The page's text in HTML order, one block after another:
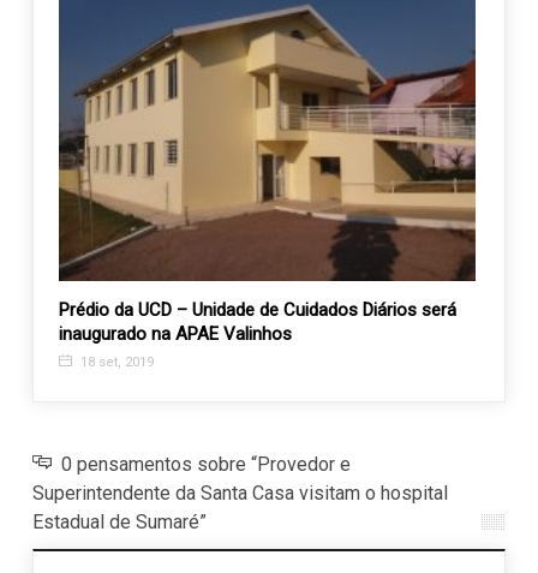
Prédio da UCD – Unidade de Cuidados Diários será
inaugurado na APAE Valinhos
18 set, 2019
0 pensamentos sobre “Provedor e
Superintendente da Santa Casa visitam o hospital
Estadual de Sumaré”